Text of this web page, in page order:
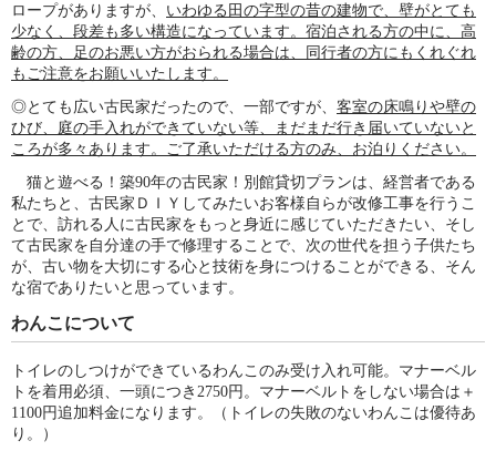
ロープがありますが、 いわゆる田の字型の昔の建物で、壁がとても
少なく、段差も多い構造になっています。宿泊される方の中に、高
齢の方、足のお悪い方がおられる場合は、同行者の方にもくれぐれ
もご注意をお願いいたします。
◎とても広い古民家だったので、一部ですが、 客室の床鳴りや壁の
ひび、庭の手入れができていない等、まだまだ行き届いていないと
ころが多々あります。ご了承いただける方のみ、お泊りください。
猫と遊べる！築90年の古民家！別館貸切プランは、経営者である
私たちと、古民家ＤＩＹしてみたいお客様自らが改修工事を行うこ
とで、訪れる人に古民家をもっと身近に感じていただきたい、そし
て古民家を自分達の手で修理することで、次の世代を担う子供たち
が、古い物を大切にする心と技術を身につけることができる、そん
な宿でありたいと思っています。
わんこについて
トイレのしつけができているわんこのみ受け入れ可能。マナーベル
トを着用必須、一頭につき2750円。マナーベルトをしない場合は＋
1100円追加料金になります。（トイレの失敗のないわんこは優待あ
り。）